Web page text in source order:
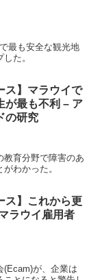
最も安全な観光地
た。
ス】マラウイで
が最も不利 – ア
の研究
教育分野で障害のあ
わかった。
ス】これから更
ラウイ雇用者
(Ecam)が、企業は